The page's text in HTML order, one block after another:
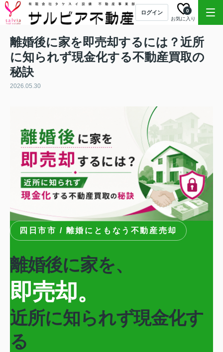
ログイン
お気に入り
0
離婚後に家を即売却するには？近所
に知られず現金化する不動産買取の
秘訣
2026.05.30
四日市市 / 離婚にともなう不動産売却
離婚後に家を、
即売却。
近所に知られず現金化す
る